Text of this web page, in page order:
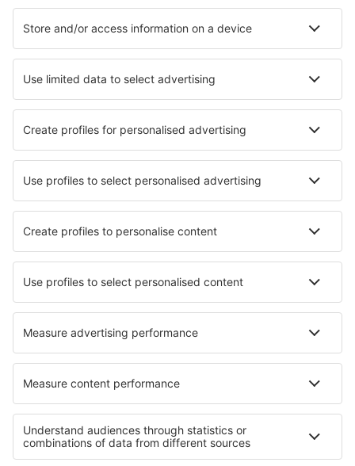
Fly+Hotel
Hoteller
Parkering
Lufthavnstransport
Seværdigheder
Sportsbegivenheder
Lær mere
Mobilapp
Flyselskaber
Ryanair
DAT Danish Air
SAS
Norwegian
Lufthansa
Om eSky
Handelsbetingelser
Mine bookinger
Persondatapolitik
Support og kontakt